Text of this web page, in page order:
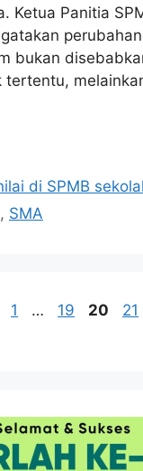
Ketua Panitia
bukan
tertentu,
di SPMB
, SMA
Halaman
1 … Halaman
19 20 21